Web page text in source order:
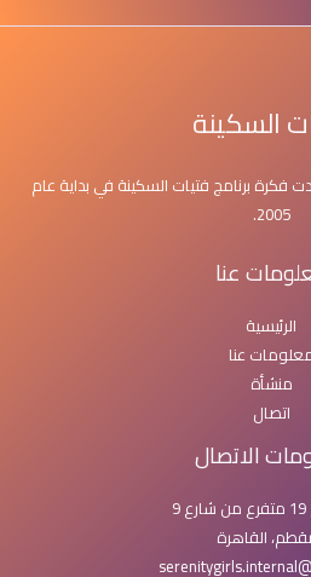
السكينة
فكرة برنامج فتيات السكينة في بداية عام
2005.
عنا
الرئيسية
عنا
منشأة
اتصال
الاتصال
القاهرة